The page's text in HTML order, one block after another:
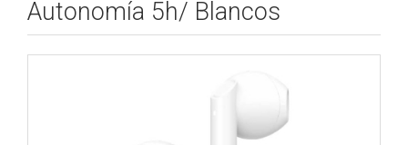
Autonomía 5h/ Blancos